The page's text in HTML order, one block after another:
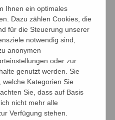
Ihnen ein optimales
Dazu zählen Cookies, die
für die Steuerung unserer
notwendig sind,
anonymen
oder zur
genutzt werden. Sie
Kategorien Sie
Sie, dass auf Basis
nicht mehr alle
Verfügung stehen.